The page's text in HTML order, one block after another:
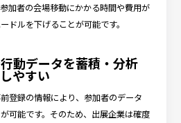
加者の会場移動にかかる時間や費用が
ドルを下げることが可能です。
動データを蓄積・分析
やすい
登録の情報により、参加者のデータ
可能です。そのため、出展企業は確度